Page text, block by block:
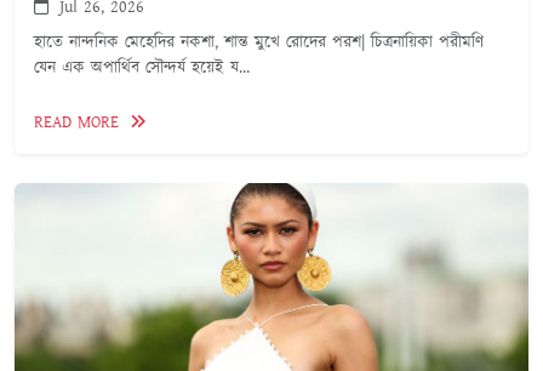
Jul 26, 2026
হাতে নান্দনিক মেহেদির নকশা, শান্ত মুখে রোদের পরশ| চিত্রনায়িকা পরীমণি
যেন এক অপার্থিব সৌন্দর্য হয়েই য...
READ MORE